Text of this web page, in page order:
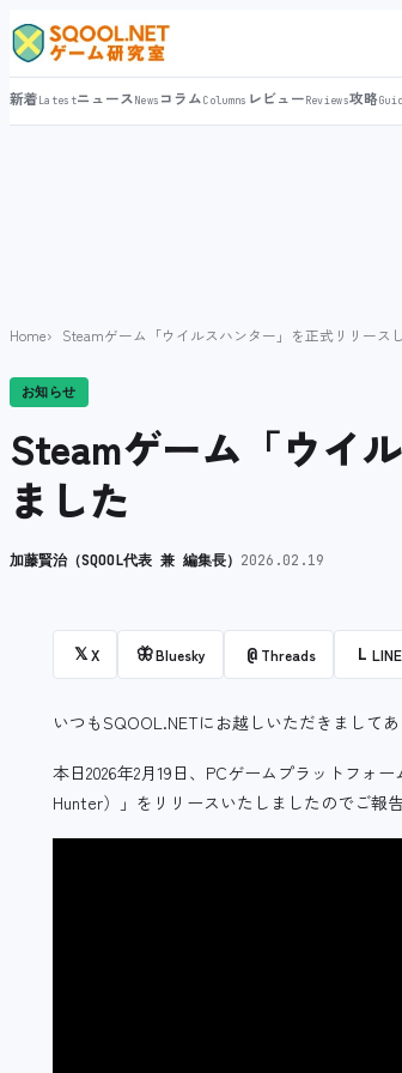
新着LatestニュースNews コラムColumns レビューReviews攻略
Home Steamゲーム「ウイルスハンター」を正式リリース
お知らせ
Steamゲーム「ウイ
ました
加藤賢治（SQOOL代表 兼 編集長） 2026.02.19
𝕏X 🦋Bluesky @ Threads L LINE
いつもSQOOL.NETにお越しいただきましてあ
本日2026年2月19日、PCゲームプラットフォ
Hunter）」をリリースいたしましたのでご報